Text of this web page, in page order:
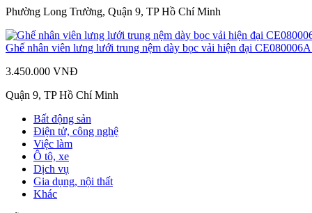
Phường Long Trường, Quận 9, TP Hồ Chí Minh
Ghế nhân viên lưng lưới trung nệm dày bọc vải hiện đại
3.450.000 VNĐ
Quận 9, TP Hồ Chí Minh
Bất động sản
Điện tử, công nghệ
Việc làm
Ô tô, xe
Dịch vụ
Gia dụng, nội thất
Khác